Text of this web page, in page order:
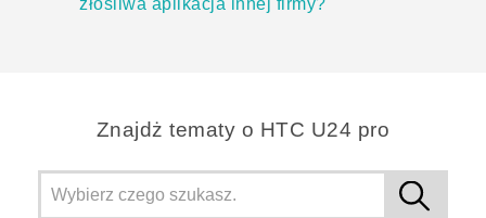
złośliwa aplikacja innej firmy?
Znajdż tematy o HTC U24 pro